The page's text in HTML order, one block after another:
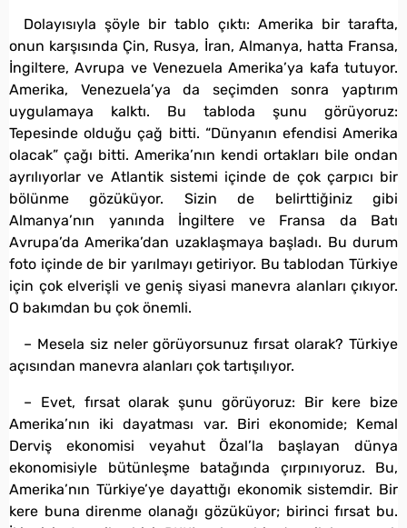
Dolayısıyla şöyle bir tablo çıktı: Amerika bir tarafta,
onun karşısında Çin, Rusya, İran, Almanya, hatta Fransa,
İngiltere, Avrupa ve Venezuela Amerika’ya kafa tutuyor.
Amerika, Venezuela’ya da seçimden sonra yaptırım
uygulamaya kalktı. Bu tabloda şunu görüyoruz:
Tepesinde olduğu çağ bitti. “Dünyanın efendisi Amerika
olacak” çağı bitti. Amerika’nın kendi ortakları bile ondan
ayrılıyorlar ve Atlantik sistemi içinde de çok çarpıcı bir
bölünme gözüküyor. Sizin de belirttiğiniz gibi
Almanya’nın yanında İngiltere ve Fransa da Batı
Avrupa’da Amerika’dan uzaklaşmaya başladı. Bu durum
foto içinde de bir yarılmayı getiriyor. Bu tablodan Türkiye
için çok elverişli ve geniş siyasi manevra alanları çıkıyor.
O bakımdan bu çok önemli.
– Mesela siz neler görüyorsunuz fırsat olarak? Türkiye
açısından manevra alanları çok tartışılıyor.
– Evet, fırsat olarak şunu görüyoruz: Bir kere bize
Amerika’nın iki dayatması var. Biri ekonomide; Kemal
Derviş ekonomisi veyahut Özal’la başlayan dünya
ekonomisiyle bütünleşme batağında çırpınıyoruz. Bu,
Amerika’nın Türkiye’ye dayattığı ekonomik sistemdir. Bir
kere buna direnme olanağı gözüküyor; birinci fırsat bu.